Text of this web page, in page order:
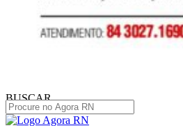
BUSCAR